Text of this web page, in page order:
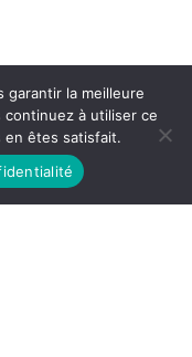
garantir la meilleure
à utiliser ce
en êtes satisfait.